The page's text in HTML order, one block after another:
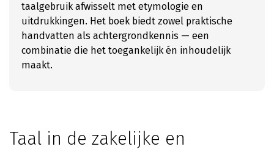
taalgebruik afwisselt met etymologie en
uitdrukkingen. Het boek biedt zowel praktische
handvatten als achtergrondkennis — een
combinatie die het toegankelijk én inhoudelijk
maakt.
Taal in de zakelijke en